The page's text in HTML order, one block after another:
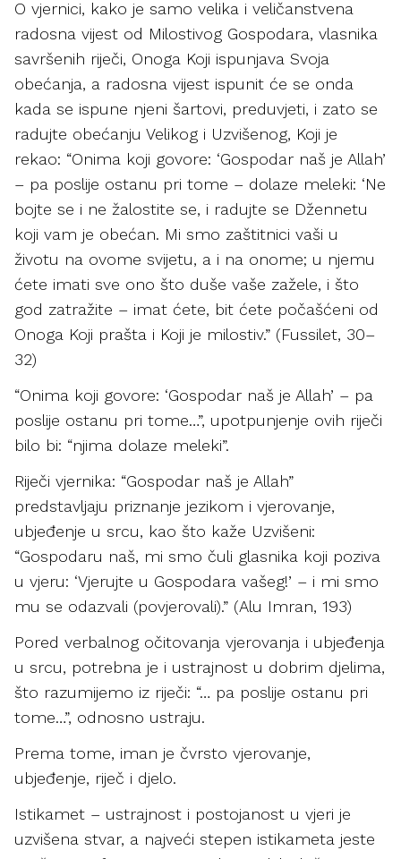
O vjernici, kako je samo velika i veličanstvena
radosna vijest od Milostivog Gospodara, vlasnika
savršenih riječi, Onoga Koji ispunjava Svoja
obećanja, a radosna vijest ispunit će se onda
kada se ispune njeni šartovi, preduvjeti, i zato se
radujte obećanju Velikog i Uzvišenog, Koji je
rekao: “Onima koji govore: ‘Gospodar naš je Allah’
– pa poslije ostanu pri tome – dolaze meleki: ‘Ne
bojte se i ne žalostite se, i radujte se Džennetu
koji vam je obećan. Mi smo zaštitnici vaši u
životu na ovome svijetu, a i na onome; u njemu
ćete imati sve ono što duše vaše zažele, i što
god zatražite – imat ćete, bit ćete počašćeni od
Onoga Koji prašta i Koji je milostiv.” (Fussilet, 30–
32)
“Onima koji govore: ‘Gospodar naš je Allah’ – pa
poslije ostanu pri tome…”, upotpunjenje ovih riječi
bilo bi: “njima dolaze meleki”.
Riječi vjernika: “Gospodar naš je Allah”
predstavljaju priznanje jezikom i vjerovanje,
ubjeđenje u srcu, kao što kaže Uzvišeni:
“Gospodaru naš, mi smo čuli glasnika koji poziva
u vjeru: ‘Vjerujte u Gospodara vašeg!’ – i mi smo
mu se odazvali (povjerovali).” (Alu Imran, 193)
Pored verbalnog očitovanja vjerovanja i ubjeđenja
u srcu, potrebna je i ustrajnost u dobrim djelima,
što razumijemo iz riječi: “… pa poslije ostanu pri
tome…”, odnosno ustraju.
Prema tome, iman je čvrsto vjerovanje,
ubjeđenje, riječ i djelo.
Istikamet – ustrajnost i postojanost u vjeri je
uzvišena stvar, a najveći stepen istikameta jeste